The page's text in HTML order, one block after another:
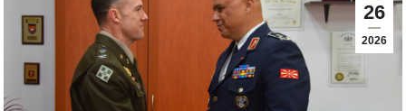
windowwindowwindow
26
2026